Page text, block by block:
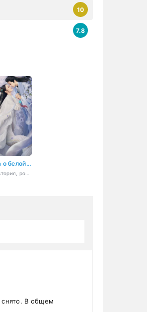
7.8
10
Сказка о белой змее
снято. В общем